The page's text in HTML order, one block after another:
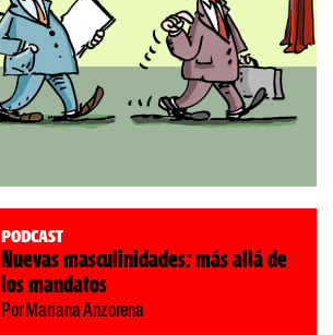
Podcast
Nuevas masculinidades: más allá de
los mandatos
Por Mariana Anzorena